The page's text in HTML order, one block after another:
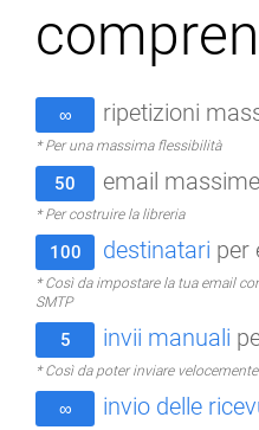
∞ ripetizioni
* Per una massima flessibilità
50 email
* Per costruire la libreria
100 destinatari per
* Così da impostare la tua email
SMTP
5 invii manuali
* Così da poter inviare
∞ invio delle